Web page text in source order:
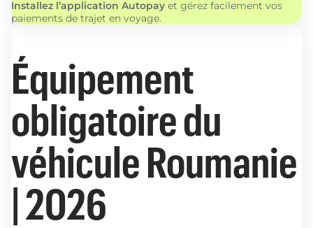
Installez l’application Autopay et gérez facilement vos
paiements de trajet en voyage.
Équipement
obligatoire du
véhicule Roumanie
| 2026